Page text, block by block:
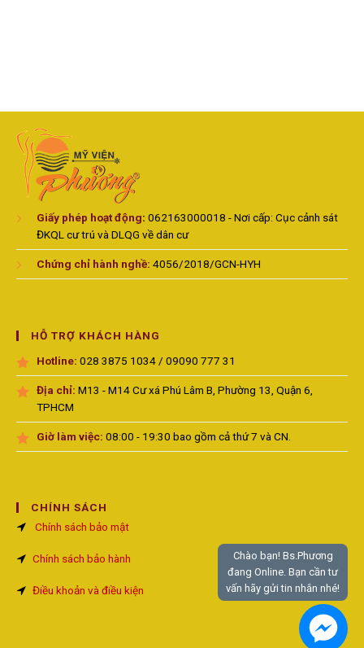
Giấy phép hoạt động: 062163000018 - Nơi cấp: Cục cảnh sát
ĐKQL cư trú và DLQG về dân cư
Chứng chỉ hành nghề: 4056/2018/GCN-HYH
HỖ TRỢ KHÁCH HÀNG
Hotline: 028 3875 1034 / 09090 777 31
Địa chỉ: M13 - M14 Cư xá Phú Lâm B, Phường 13, Quận 6,
TPHCM
Giờ làm việc: 08:00 - 19:30 bao gồm cả thứ 7 và CN.
CHÍNH SÁCH
Chính sách bảo mật
Chính sách bảo hành
Điều khoản và điều kiện
Chào bạn! Bs.Phương
đang Online. Bạn cần tư
vấn hãy gửi tin nhắn nhé!